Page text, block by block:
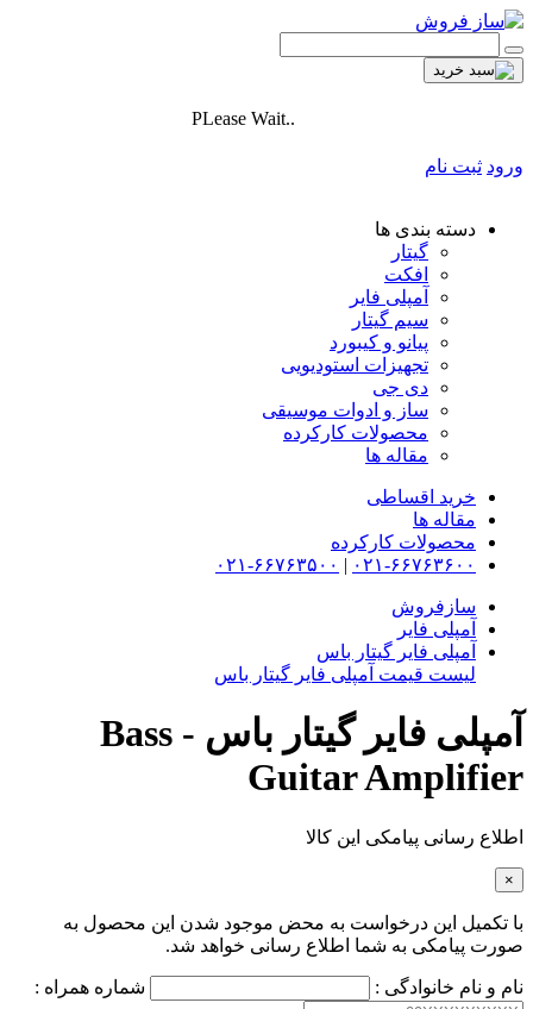
PLease Wait..
ورود ثبت نام
دسته بندی ها
گیتار
افکت
آمپلی فایر
سیم گیتار
پیانو و کیبورد
تجهیزات استودیویی
دی جی
ساز و ادوات موسیقی
محصولات کارکرده
مقاله ها
خرید اقساطی
مقاله ها
محصولات کارکرده
۰۲۱-۶۶۷۶۳۶۰۰ | ۰۲۱-۶۶۷۶۳۵۰۰
سازفروش
آمپلی فایر
آمپلی فایر گیتار باس
لیست قیمت آمپلی فایر گیتار باس
آمپلی فایر گیتار باس - Bass
Guitar Amplifier
اطلاع رسانی پیامکی این کالا
×
با تکمیل این درخواست به محض موجود شدن این محصول به
صورت پیامکی به شما اطلاع رسانی خواهد شد.
نام و نام خانوادگی : شماره همراه :